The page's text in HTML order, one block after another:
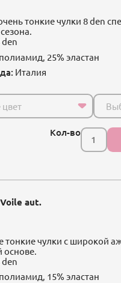
тонкие чулки 8 den
den
25% эластан
Италия
Кол-во
aut.
тонкие чулки с широкой
den
15% эластан